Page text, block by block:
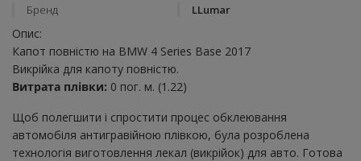
Бренд
LLumar
Опис:
Капот повністю на BMW 4 Series Base 2017
Викрійка для капоту повністю.
Витрата плівки: 0 пог. м. (1.22)
Щоб полегшити і спростити процес обклеювання
автомобіля антигравійною плівкою, була розроблена
технологія виготовлення лекал (викрійок) для авто. Готова